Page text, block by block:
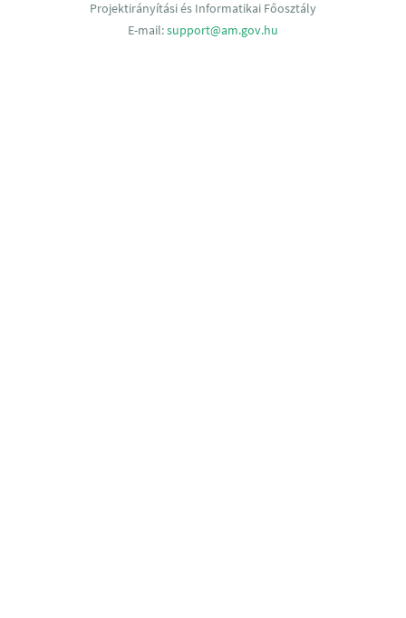
Projektirányítási és Informatikai Főosztály
E-mail:support@am.gov.hu